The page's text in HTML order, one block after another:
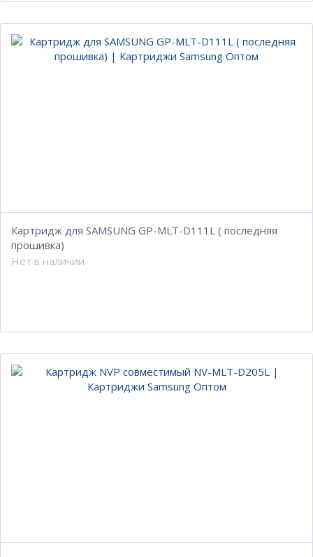
Картридж для SAMSUNG GP-MLT-D111L ( последняя
прошивка)
Нет в наличии